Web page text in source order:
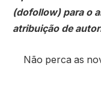
(dofollow) para o
atribuição de
Não perca as